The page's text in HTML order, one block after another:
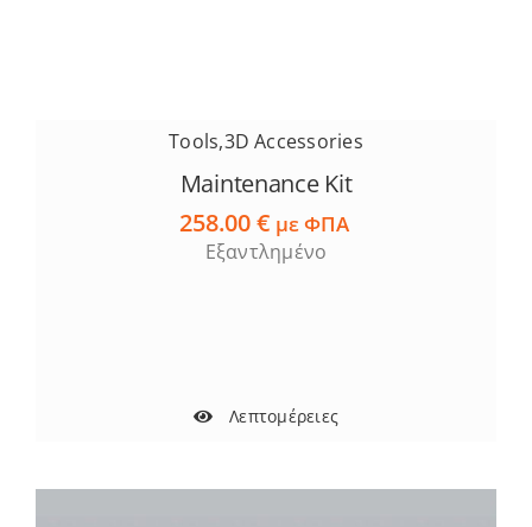
Tools,3D Accessories
Maintenance Kit
258.00€ με ΦΠΑ
Εξαντλημένο
Λεπτομέρειες